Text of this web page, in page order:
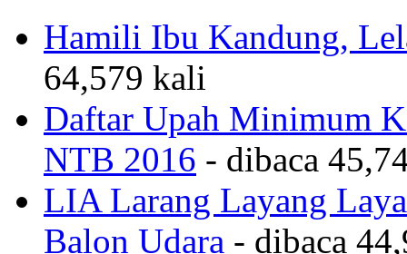
Hamili Ibu Kandung,
64,579 kali
Daftar Upah Minimum
NTB 2016 - dibaca
LIA Larang Layang
Balon Udara - dibaca